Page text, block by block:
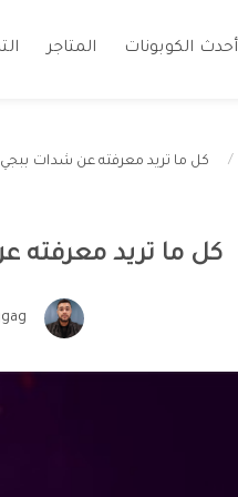
أحدث الكوبونات المتاجر
كل ما تريد معرفته عن شدات ببجي..
كل ما تريد معرفته